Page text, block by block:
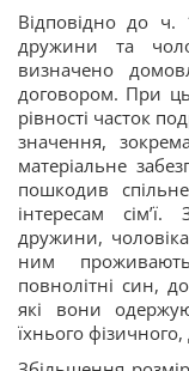
Відповідно до
дружини та
визначено
договором. При
рівності часток
значення,
матеріальне
пошкодив
інтересам
дружини,
ним
повнолітні син,
які вони
їхнього